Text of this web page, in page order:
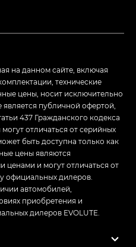
на данном сайте, включая
технические
цены, носит исключительно
публичной офертой,
437 Гражданского кодекса
отличаться от серийных
быть доступна только как
цены являются
и могут отличаться от
официальных дилеров.
автомобилей,
приобретения и
дилеров EVOLUTE.